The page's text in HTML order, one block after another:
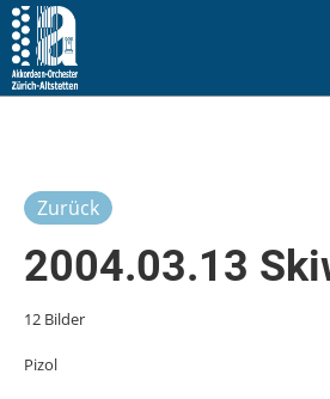
Zurück
2004.03.13
12 Bilder
Pizol